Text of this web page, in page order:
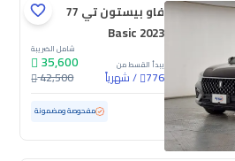
فاو بيستون تي 77
Basic 2023
يبدأ القسط من
776
/شهرياً
شامل الضريبة
35,600
42,500
مفحوصة ومضمونة